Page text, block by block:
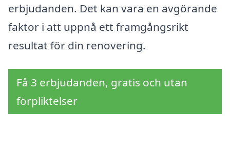
erbjudanden. Det kan vara en avgörande
faktor i att uppnå ett framgångsrikt
resultat för din renovering.
Få 3 erbjudanden, gratis och utan
förpliktelser